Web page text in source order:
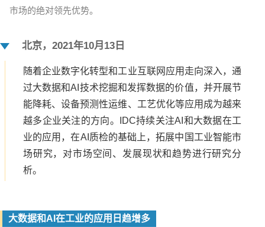
市场的绝对领先优势。
北京，2021年10月13日
随着企业数字化转型和工业互联网应用走向深入，通
过大数据和AI技术挖掘和发挥数据的价值，并开展节
能降耗、设备预测性运维、工艺优化等应用成为越来
越多企业关注的方向。
IDC持续关注AI和大数据在工
业的应用，在AI质检的基础上，拓展中国工业智能市
场研究，对市场空间、发展现状和趋势进行研究分
析。
大数据和AI在工业的应用日趋增多